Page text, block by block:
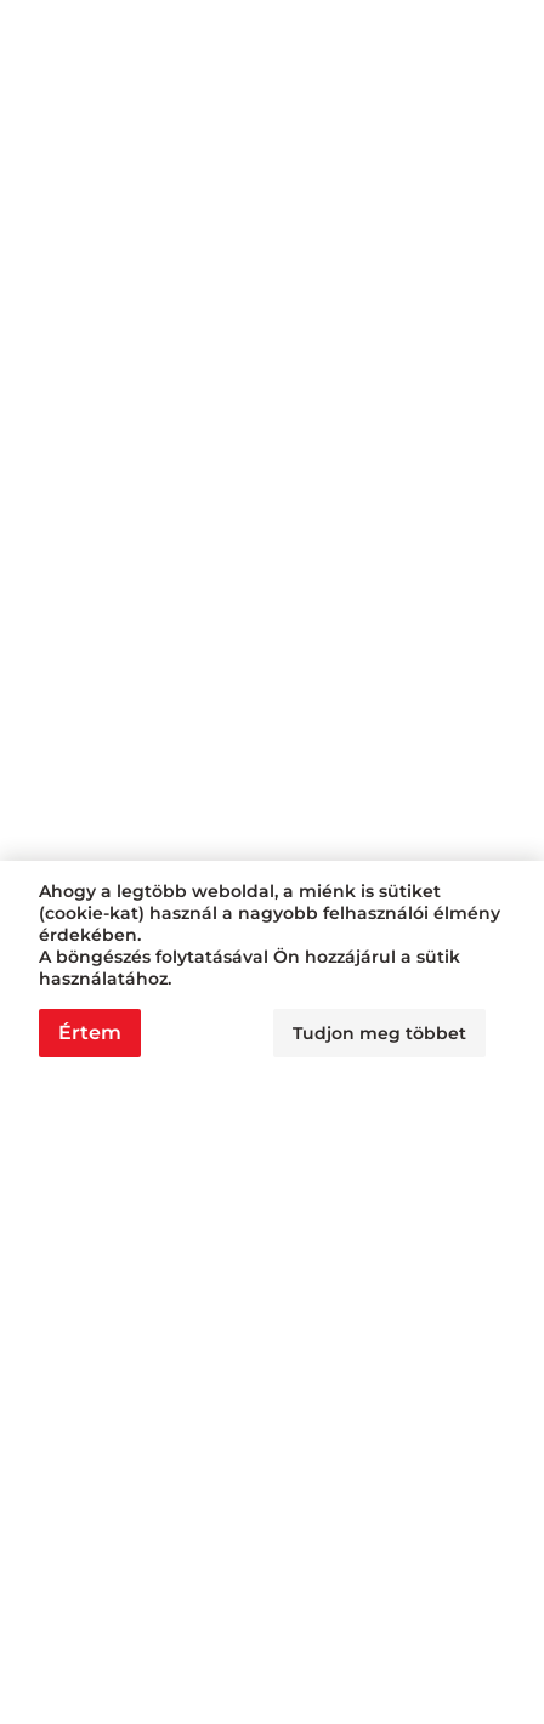
Ahogy a legtöbb weboldal, a miénk is sütiket
(cookie-kat) használ a nagyobb felhasználói élmény
érdekében.
A böngészés folytatásával Ön hozzájárul a sütik
használatához.
Értem Tudjon meg többet